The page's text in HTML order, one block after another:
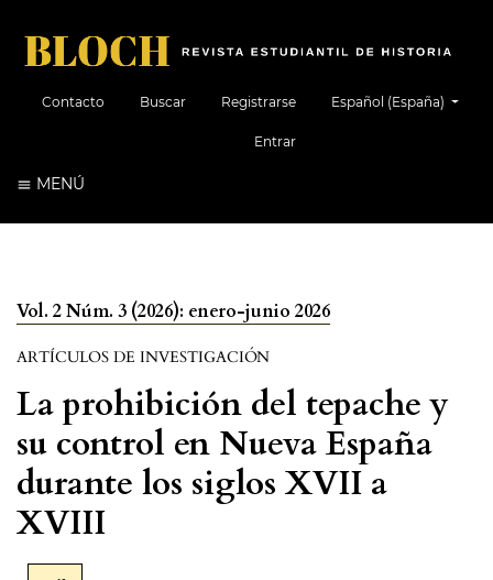
Contacto Buscar Registrarse
Entrar
Español (España)
MENÚ
Vol. 2 Núm. 3 (2026): enero-junio 2026
ARTÍCULOS DE INVESTIGACIÓN
La prohibición del tepache y
su control en Nueva España
durante los siglos XVII a
XVIII